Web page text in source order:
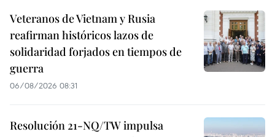
Veteranos de Vietnam y Rusia
reafirman históricos lazos de
solidaridad forjados en tiempos de
guerra
06/08/2026 08:31
Resolución 21-NQ/TW impulsa